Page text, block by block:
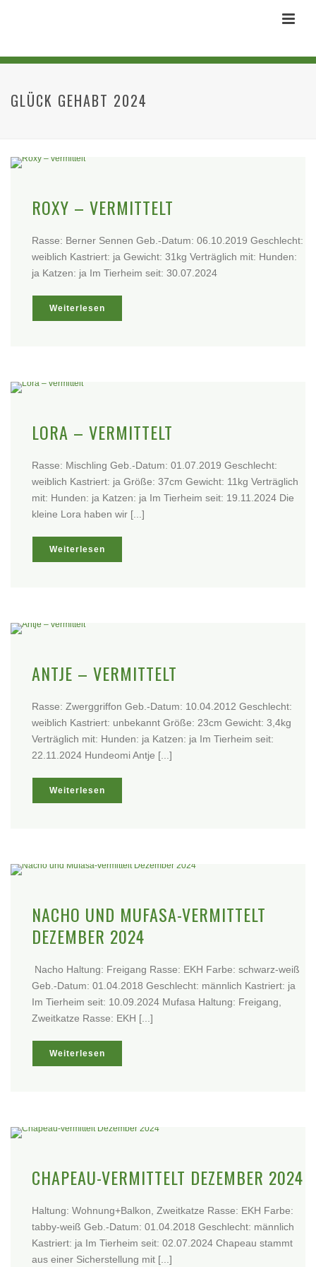
GLÜCK GEHABT 2024
ROXY – VERMITTELT
Rasse: Berner Sennen Geb.-Datum: 06.10.2019 Geschlecht:
weiblich Kastriert: ja Gewicht: 31kg Verträglich mit: Hunden:
ja Katzen: ja Im Tierheim seit: 30.07.2024
Weiterlesen
LORA – VERMITTELT
Rasse: Mischling Geb.-Datum: 01.07.2019 Geschlecht:
weiblich Kastriert: ja Größe: 37cm Gewicht: 11kg Verträglich
mit: Hunden: ja Katzen: ja Im Tierheim seit: 19.11.2024 Die
kleine Lora haben wir [...]
Weiterlesen
ANTJE – VERMITTELT
Rasse: Zwerggriffon Geb.-Datum: 10.04.2012 Geschlecht:
weiblich Kastriert: unbekannt Größe: 23cm Gewicht: 3,4kg
Verträglich mit: Hunden: ja Katzen: ja Im Tierheim seit:
22.11.2024 Hundeomi Antje [...]
Weiterlesen
NACHO UND MUFASA-VERMITTELT
DEZEMBER 2024
Nacho Haltung: Freigang Rasse: EKH Farbe: schwarz-weiß
Geb.-Datum: 01.04.2018 Geschlecht: männlich Kastriert: ja
Im Tierheim seit: 10.09.2024 Mufasa Haltung: Freigang,
Zweitkatze Rasse: EKH [...]
Weiterlesen
CHAPEAU-VERMITTELT DEZEMBER 2024
Haltung: Wohnung+Balkon, Zweitkatze Rasse: EKH Farbe:
tabby-weiß Geb.-Datum: 01.04.2018 Geschlecht: männlich
Kastriert: ja Im Tierheim seit: 02.07.2024 Chapeau stammt
aus einer Sicherstellung mit [...]